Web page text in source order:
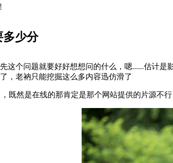
多少分
这个问题就要好好想想问的什么，嗯......估计
，老衲只能挖掘这么多内容迅仿滑了
既然是在线的那肯定是那个网站提供的片源不